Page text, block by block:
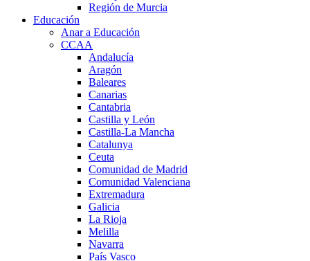
Región de Murcia
Educación
Anar a Educación
CCAA
Andalucía
Aragón
Baleares
Canarias
Cantabria
Castilla y León
Castilla-La Mancha
Catalunya
Ceuta
Comunidad de Madrid
Comunidad Valenciana
Extremadura
Galicia
La Rioja
Melilla
Navarra
País Vasco